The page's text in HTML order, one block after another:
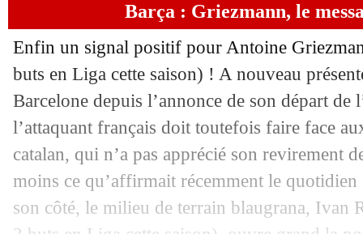
Barça : Griezmann, le
Enfin un signal positif pour Antoine
buts en Liga cette saison) ! A nouveau
Barcelone depuis l’annonce de son départ
l’attaquant français doit toutefois faire face
catalan, qui n’a pas apprécié son revirement
moins ce qu’affirmait récemment le
son côté, le milieu de terrain blaugrana, Ivan
22/05 ASSE: Cabella élu joueur de la
22/05 EdF (Espoirs): la liste pour l'Euro !
22/05 Lyon : Genesio, le coup de gueule de
22/05 Real : Ronaldo revient à la charge
22/05 CAN 2019: Imbula dit oui à la RDC !